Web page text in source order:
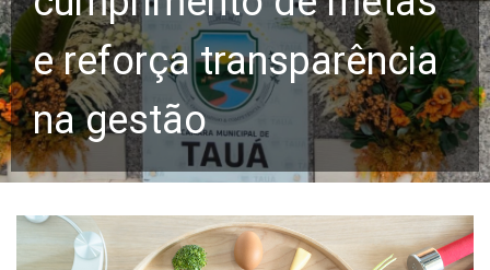
e reforça transparência
na gestão